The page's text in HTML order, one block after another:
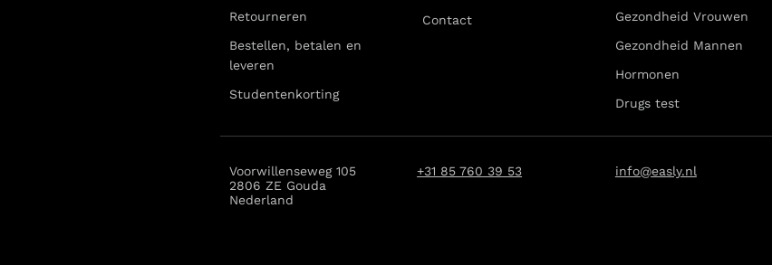
Retourneren
Bestellen, betalen en
leveren
Studentenkorting
Contact
Gezondheid Vrouwen
Gezondheid Mannen
Hormonen
Drugs test
Voorwillenseweg 105
2806 ZE Gouda
Nederland
+31 85 760 39 53 info@easly.nl